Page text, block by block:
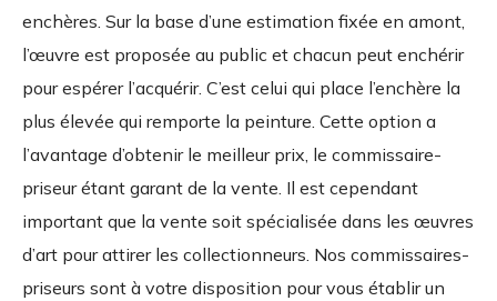
enchères. Sur la base d’une estimation fixée en amont,
l’œuvre est proposée au public et chacun peut enchérir
pour espérer l’acquérir. C’est celui qui place l’enchère la
plus élevée qui remporte la peinture. Cette option a
l’avantage d’obtenir le meilleur prix, le commissaire-
priseur étant garant de la vente. Il est cependant
important que la vente soit spécialisée dans les œuvres
d’art pour attirer les collectionneurs. Nos commissaires-
priseurs sont à votre disposition pour vous établir un